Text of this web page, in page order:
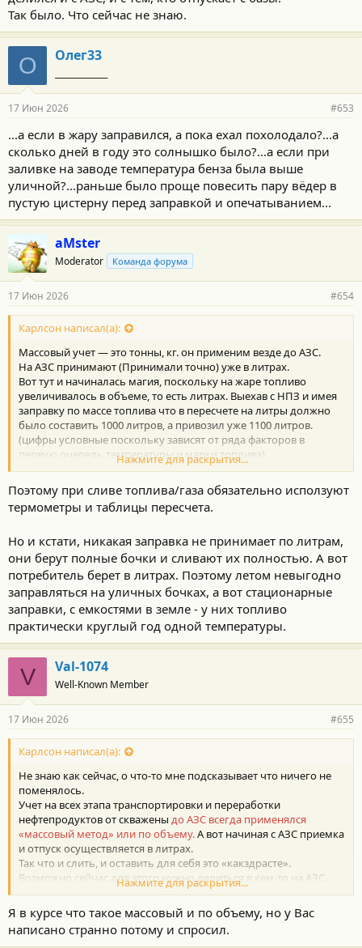
Так было. Что сейчас не знаю.
О Олег33
17 Июн 2026 #653
...а если в жару заправился, а пока ехал похолодало?...а
сколько дней в году это солнышко было?...а если при
заливке на заводе температура бенза была выше
уличной?...раньше было проще повесить пару вёдер в
пустую цистерну перед заправкой и опечатыванием...
aMster
Moderator Команда форума
17 Июн 2026 #654
Карлсон написал(а):
Массовый учет — это тонны, кг. он применим везде до АЗС.
На АЗС принимают (Принимали точно) уже в литрах.
Вот тут и начиналась магия, поскольку на жаре топливо
увеличивалось в объеме, то есть литрах. Выехав с НПЗ и имея
заправку по массе топлива что в пересчете на литры должно
было составить 1000 литров, а привозил уже 1100 литров.
(цифры условные поскольку зависят от ряда факторов в
первую очередь температуры и марки топлива).
Точнее, немного по-другому. Заправляясь по холодку на НПЗ
под «горлышко», водила сначала едет сливать на лево, а
потом постояв на солнышке ехал на заправку. Ну понятно, что
в одно лицо такое не провернуть, вот и делился и с АЗС, и с тем,
Так было. Что сейчас не знаю.
Нажмите для раскрытия...
Поэтому при сливе топлива/газа обязательно исползуют
термометры и таблицы пересчета.
Но и кстати, никакая заправка не принимает по литрам,
они берут полные бочки и сливают их полностью. А вот
потребитель берет в литрах. Поэтому летом невыгодно
заправляться на уличных бочках, а вот стационарные
заправки, с емкостями в земле - у них топливо
практически круглый год одной температуры.
V Val-1074
Well-Known Member
17 Июн 2026 #655
Карлсон написал(а):
Не знаю как сейчас, о что-то мне подсказывает что ничего не
поменялось.
Учет на всех этапа транспортировки и переработки
нефтепродуктов от скважены до АЗС всегда применялся
«массовый метод» или по объему.А вот начиная с АЗС приемка
и отпуск осуществляется в литрах.
Так что и слить, и оставить для себя это «какздрасте».
Возможно сейчас для этого нужно делиться в кем-то на АЗС.
Лето для водителя бензовоза Клондайк. Да и попасть на работу
на бензовоз было труднее чем на мясокомбинат колбасу
возить.
Нажмите для раскрытия...
Я в курсе что такое массовый и по объему, но у Вас
написано странно потому и спросил.